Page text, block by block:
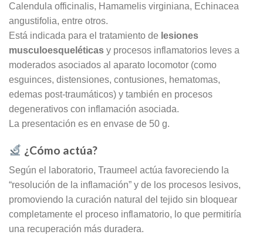
Calendula officinalis, Hamamelis virginiana, Echinacea
angustifolia, entre otros.
Está indicada para el tratamiento de lesiones
musculoesqueléticas y procesos inflamatorios leves a
moderados asociados al aparato locomotor (como
esguinces, distensiones, contusiones, hematomas,
edemas post-traumáticos) y también en procesos
degenerativos con inflamación asociada.
La presentación es en envase de 50 g.
¿Cómo actúa?
Según el laboratorio, Traumeel actúa favoreciendo la
“resolución de la inflamación” y de los procesos lesivos,
promoviendo la curación natural del tejido sin bloquear
completamente el proceso inflamatorio, lo que permitiría
una recuperación más duradera.